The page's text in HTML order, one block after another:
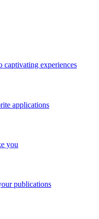
captivating experiences
applications
you
publications